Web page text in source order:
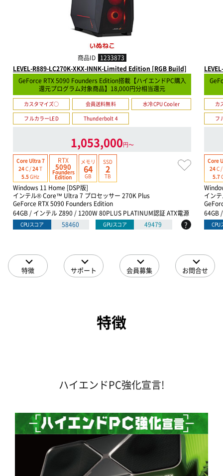
商品ID 1233873
LEVEL-R889-LC270K-XKX-INNK-Limited Edition [RGB Build]
GeForce RTX 5090 Founders Edition搭載【ハイエンドPC購入
還元プログラム対象商品】18,000円分相当還元
カスタマイズ○ 会員送料無料
水冷CPU Cooler
フルカラーLED
Thunderbolt 4
1,053,000円〜
Core Ultra 7
24C /24T
5.5GHz
RTX
5090
Founders
Edition
メモリ
64
GB
SSD
2
TB
Windows 11 Home [DSP版]
インテル® Core™ Ultra 7 プロセッサー 270K Plus
GeForce RTX 5090 Founders Edition
64GB / インテル Z890 / 1200W 80PLUS PLATINUM認証 ATX電源
CPUスコア 58460 GPUスコア 49479 ?
カ
フ
Core
24C /
5.7
イン
64GB
CPU
特徴 サポート 会員募集 お問合せ
特徴
ハイエンドPC強化宣言!